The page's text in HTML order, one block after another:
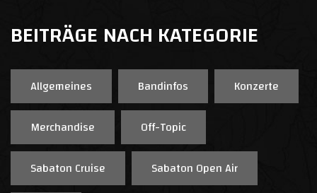
BEITRÄGE NACH KATEGORIE
Allgemeines Bandinfos
Konzerte
Merchandise
Off-Topic
Sabaton Cruise
Sabaton Open Air